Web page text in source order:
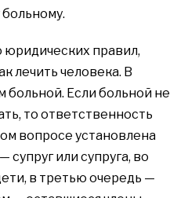
правил,
лечить человека. В
больной. Если больной не
то ответственность
вопросе установлена
или супруга, во
в третью очередь —